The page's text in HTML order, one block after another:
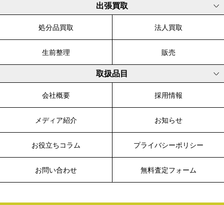
出張買取
処分品買取 法人買取
生前整理 販売
取扱品目
会社概要 採用情報
メディア紹介 お知らせ
お役立ちコラム プライバシーポリシー
お問い合わせ 無料査定フォーム